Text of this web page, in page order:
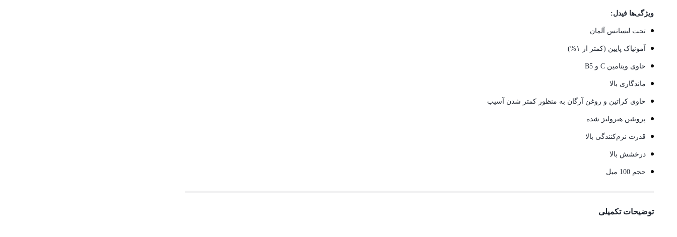
ویژگی‌ها فیدل:
تحت لیسانس آلمان
آمونیاک پایین (کمتر از ۱%)
حاوی ویتامین C و B5
ماندگاری بالا
حاوی کراتین و روغن آرگان به منظور کمتر شدن آسیب
پروتئین هیرولیز شده
قدرت نرم‌کنندگی بالا
درخشش بالا
حجم 100 میل
توضیحات تکمیلی